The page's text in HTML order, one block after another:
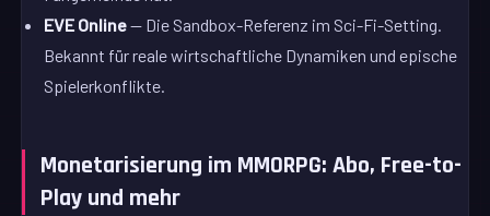
EVE Online— Die Sandbox-Referenz im Sci-Fi-Setting.
Bekannt für reale wirtschaftliche Dynamiken und epische
Spielerkonflikte.
Monetarisierung im MMORPG: Abo, Free-to-
Play und mehr